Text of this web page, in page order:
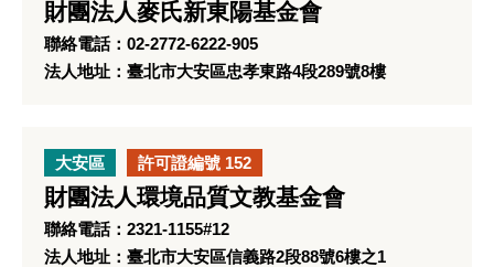
財團法人麥氏新東陽基金會
聯絡電話：02-2772-6222-905
法人地址：臺北市大安區忠孝東路4段289號8樓
大安區 許可證編號 152
財團法人環境品質文教基金會
聯絡電話：2321-1155#12
法人地址：臺北市大安區信義路2段88號6樓之1